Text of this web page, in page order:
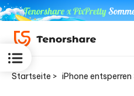
Startseite > iPhone entsperren